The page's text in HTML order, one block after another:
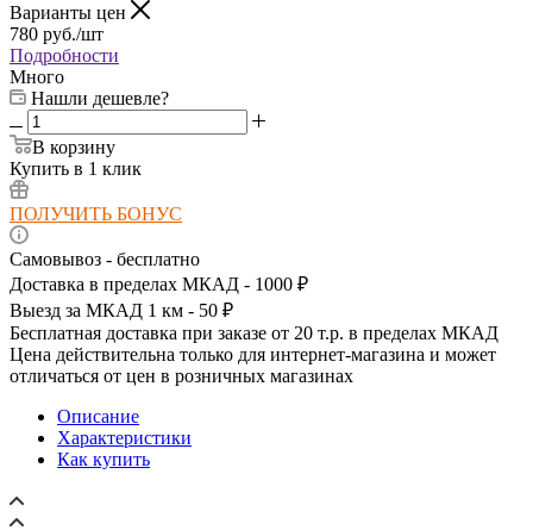
Варианты цен
780 руб./шт
Подробности
Много
Нашли дешевле?
В корзину
Купить в 1 клик
ПОЛУЧИТЬ БОНУС
Самовывоз - бесплатно
Доставка в пределах МКАД - 1000 ₽
Выезд за МКАД 1 км - 50 ₽
Бесплатная доставка при заказе от 20 т.р. в пределах МКАД
Цена действительна только для интернет-магазина и может
отличаться от цен в розничных магазинах
Описание
Характеристики
Как купить